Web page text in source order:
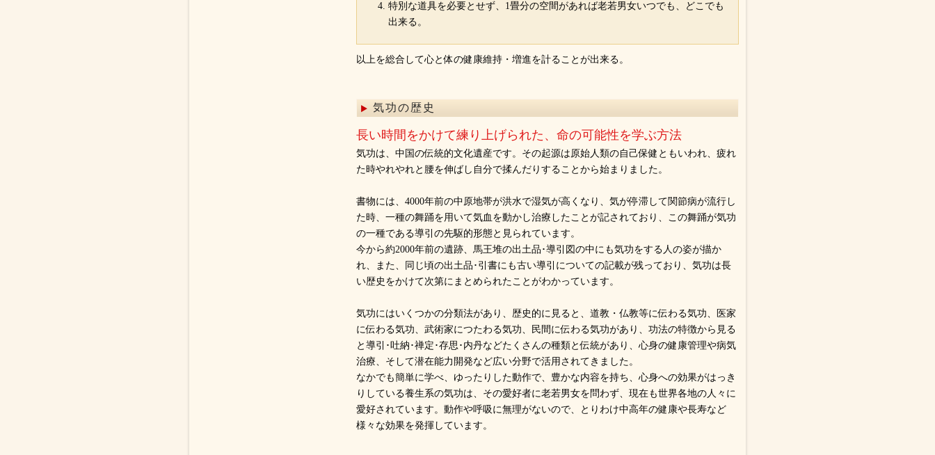
特別な道具を必要とせず、1畳分の空間があれば老若男女いつでも、どこでも
出来る。
以上を総合して心と体の健康維持・増進を計ることが出来る。
気功の歴史
長い時間をかけて練り上げられた、命の可能性を学ぶ方法
気功は、中国の伝統的文化遺産です。その起源は原始人類の自己保健ともいわれ、疲れ
た時やれやれと腰を伸ばし自分で揉んだりすることから始まりました。
書物には、4000年前の中原地帯が洪水で湿気が高くなり、気が停滞して関節病が流行し
た時、一種の舞踊を用いて気血を動かし治療したことが記されており、この舞踊が気功
の一種である導引の先駆的形態と見られています。
今から約2000年前の遺跡、馬王堆の出土品･導引図の中にも気功をする人の姿が描か
れ、また、同じ頃の出土品･引書にも古い導引についての記載が残っており、気功は長
い歴史をかけて次第にまとめられたことがわかっています。
気功にはいくつかの分類法があり、歴史的に見ると、道教・仏教等に伝わる気功、医家
に伝わる気功、武術家につたわる気功、民間に伝わる気功があり、功法の特徴から見る
と導引･吐納･禅定･存思･内丹などたくさんの種類と伝統があり、心身の健康管理や病気
治療、そして潜在能力開発など広い分野で活用されてきました。
なかでも簡単に学べ、ゆったりした動作で、豊かな内容を持ち、心身への効果がはっき
りしている養生系の気功は、その愛好者に老若男女を問わず、現在も世界各地の人々に
愛好されています。動作や呼吸に無理がないので、とりわけ中高年の健康や長寿など
様々な効果を発揮しています。